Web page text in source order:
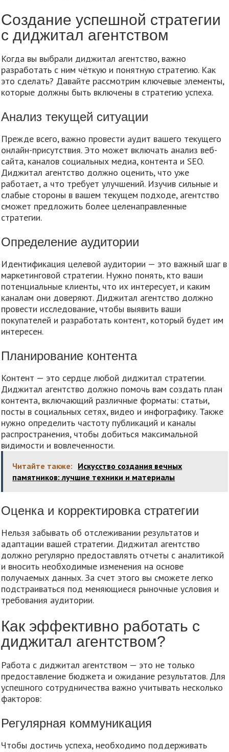
Создание успешной стратегии
с диджитал агентством
Когда вы выбрали диджитал агентство, важно
разработать с ним чёткую и понятную стратегию. Как
это сделать? Давайте рассмотрим ключевые элементы,
которые должны быть включены в стратегию успеха.
Анализ текущей ситуации
Прежде всего, важно провести аудит вашего текущего
онлайн-присутствия. Это может включать анализ веб-
сайта, каналов социальных медиа, контента и SEO.
Диджитал агентство должно оценить, что уже
работает, а что требует улучшений. Изучив сильные и
слабые стороны в вашем текущем подходе, агентство
сможет предложить более целенаправленные
стратегии.
Определение аудитории
Идентификация целевой аудитории — это важный шаг в
маркетинговой стратегии. Нужно понять, кто ваши
потенциальные клиенты, что их интересует, и каким
каналам они доверяют. Диджитал агентство должно
провести исследование, чтобы выявить ваши
покупателей и разработать контент, который будет им
интересен.
Планирование контента
Контент — это сердце любой диджитал стратегии.
Диджитал агентство должно помочь вам создать план
контента, включающий различные форматы: статьи,
посты в социальных сетях, видео и инфографику. Также
нужно определить частоту публикаций и каналы
распространения, чтобы добиться максимальной
видимости и вовлеченности.
Читайте также: Искусство создания вечных
памятников: лучшие техники и материалы
Оценка и корректировка стратегии
Нельзя забывать об отслеживании результатов и
адаптации вашей стратегии. Диджитал агентство
должно регулярно предоставлять отчеты с аналитикой
и вносить необходимые изменения на основе
получаемых данных. За счет этого вы сможете легко
подстраиваться под меняющиеся рыночные условия и
требования аудитории.
Как эффективно работать с
диджитал агентством?
Работа с диджитал агентством — это не только
предоставление бюджета и ожидание результатов. Для
успешного сотрудничества важно учитывать несколько
факторов:
Регулярная коммуникация
Чтобы достичь успеха, необходимо поддерживать